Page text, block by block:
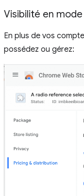
Visibilité en
En plus de vos
possédez ou gérez: